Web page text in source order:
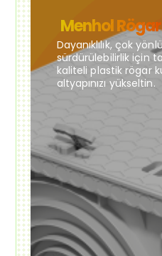
Menhol Rögar
Dayanıklılık, çok
sürdürülebilirlik için
kaliteli plastik rögar
altyapınızı yükseltin.